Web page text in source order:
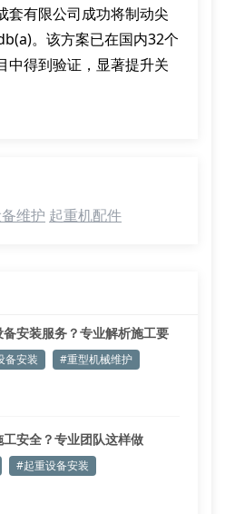
套有限公司成功将制动尖
。该方案已在国内32个
中得到验证，显著提升关
维护 起重机配件
安装服务？专业解析施工要
备安装 #重型机械维护
安全？专业团队这样做
#起重设备安装